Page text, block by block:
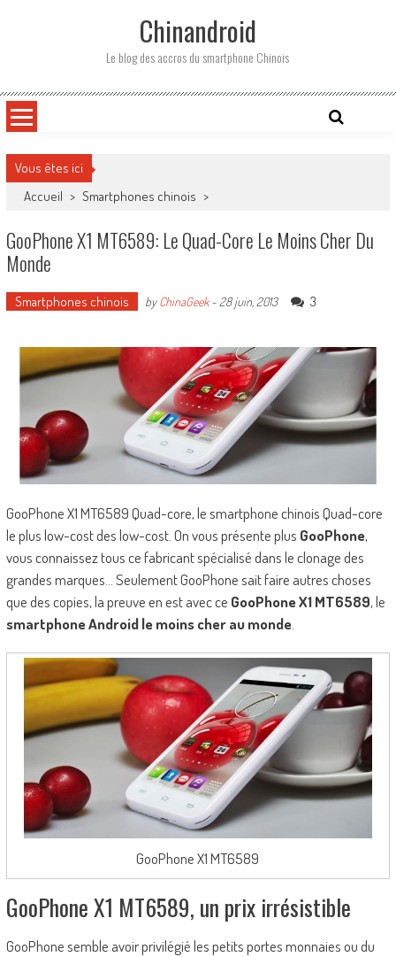
Chinandroid
Le blog des accros du smartphone Chinois
Vous êtes ici
Accueil > Smartphones chinois >
GooPhone X1 MT6589: Le Quad-Core Le Moins Cher Du
Monde
Smartphones chinois byChinaGeek- 28 juin, 2013 3
GooPhone X1 MT6589 Quad-core, le smartphone chinois Quad-core
le plus low-cost des low-cost. On vous présente plus GooPhone,
vous connaissez tous ce fabricant spécialisé dans le clonage des
grandes marques… Seulement GooPhone sait faire autres choses
que des copies, la preuve en est avec ce GooPhone X1 MT6589, le
smartphone Android le moins cher au monde.
GooPhone X1 MT6589
GooPhone X1 MT6589, un prix irrésistible
GooPhone semble avoir privilégié les petits portes monnaies ou du